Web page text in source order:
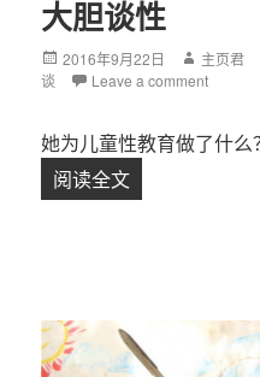
大胆谈性
Posted
on
2016年9月22日 Author
主页君
谈
Leave a comment
她为儿童性教育做了什么
阅读全文